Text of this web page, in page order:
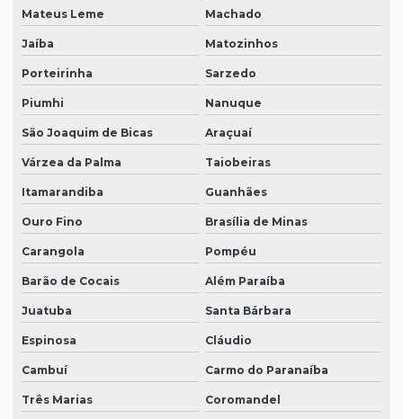
Mateus Leme Machado
Jaíba Matozinhos
Porteirinha Sarzedo
Piumhi Nanuque
São Joaquim de Bicas Araçuaí
Várzea da Palma Taiobeiras
Itamarandiba Guanhães
Ouro Fino Brasília de Minas
Carangola Pompéu
Barão de Cocais Além Paraíba
Juatuba Santa Bárbara
Espinosa Cláudio
Cambuí Carmo do Paranaíba
Três Marias Coromandel